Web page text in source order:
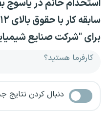
استخدام خانم در یاسوج
برای "شرکت صنایع
کارفرما هستید؟
دنبال کردن نتایج